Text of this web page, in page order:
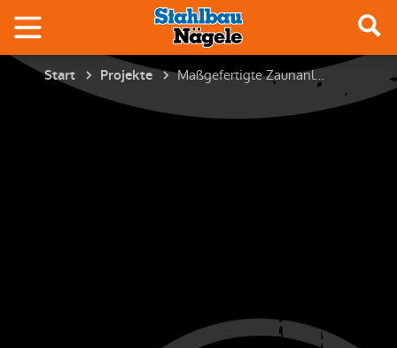
Start Projekte Maßgefertigte Zaunanlage mit Zierelementen – filigran & funktional